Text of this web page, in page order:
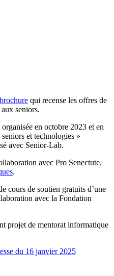
brochure qui recense les offres de
seniors.
en octobre 2023 et en
et technologies »
avec Senior-Lab.
avec Pro Senectute,
.
cours de soutien gratuits d’une
avec la Fondation
projet de mentorat informatique
du 16 janvier 2025